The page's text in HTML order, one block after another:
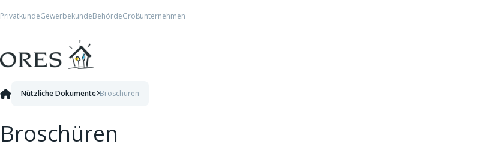
PrivatkundeGewerbekundeBehördeGroßunternehmen
Broschüren
Nützliche Dokumente Broschüren